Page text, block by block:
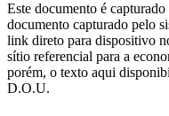
Este documento é
documento capturado pelo
link direto para dispositivo
sítio referencial para a
porém, o texto aqui
D.O.U.